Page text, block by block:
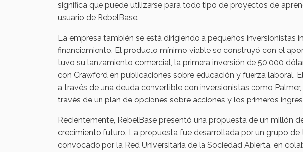
significa que puede utilizarse para todo tipo de proyectos de
usuario de RebelBase.
La empresa también se está dirigiendo a pequeños inversionistas
financiamiento. El producto mínimo viable se construyó con el
tuvo su lanzamiento comercial, la primera inversión de 50,000
con Crawford en publicaciones sobre educación y fuerza laboral.
a través de una deuda convertible con inversionistas como
través de un plan de opciones sobre acciones y los primeros
Recientemente, RebelBase presentó una propuesta de un millón
crecimiento futuro. La propuesta fue desarrollada por un grupo
convocado por la Red Universitaria de la Sociedad Abierta, en